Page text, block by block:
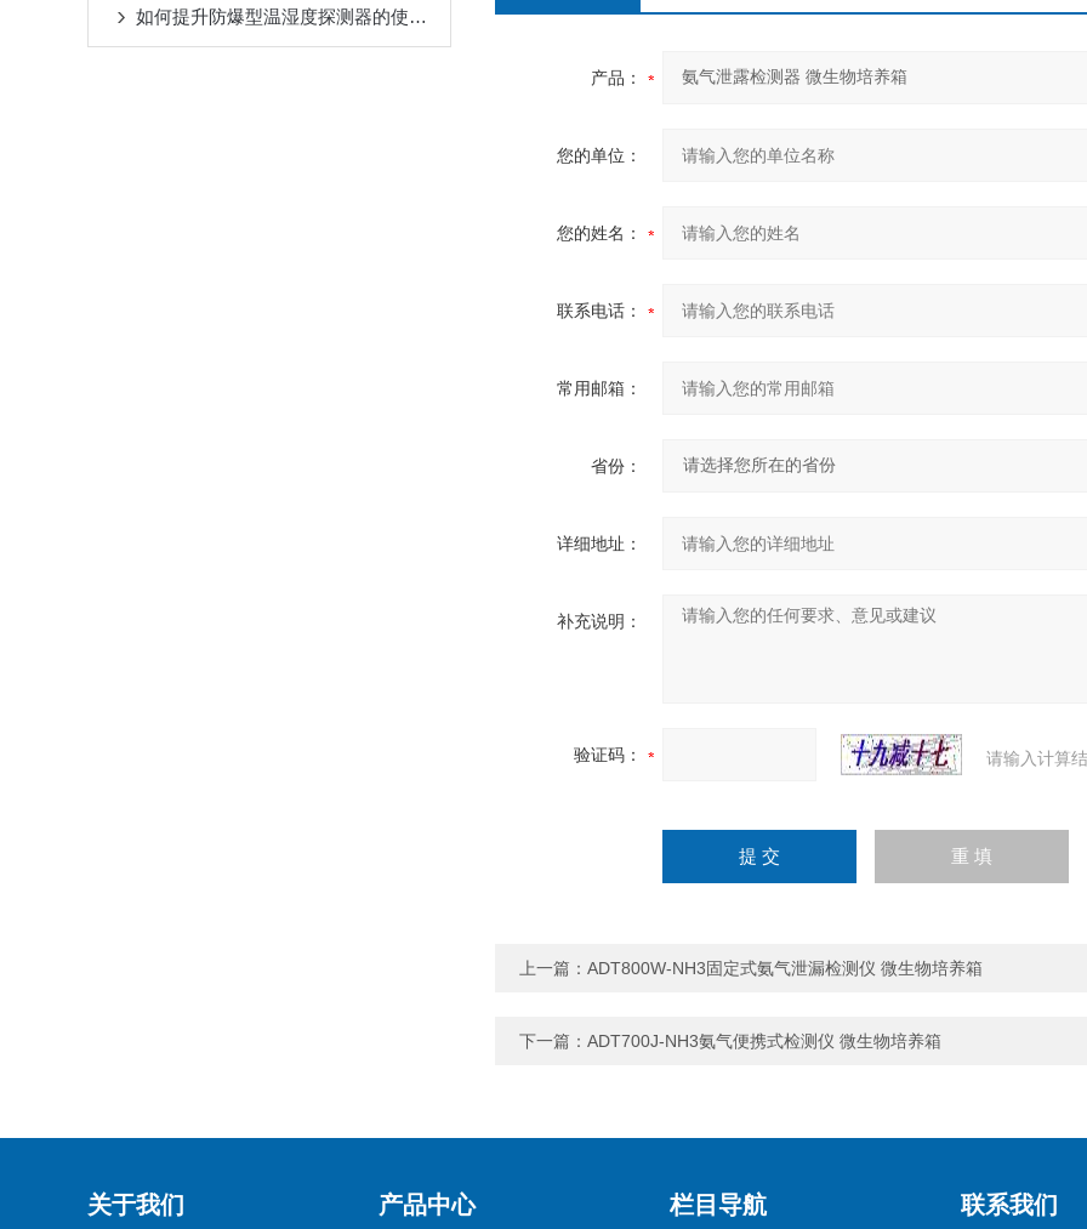
如何提升防爆型温湿度探测器的使用效率？
产品：
您的单位：
您的姓名：
联系电话：
常用邮箱：
省份：
详细地址：
补充说明：
验证码： 请输入计算
上一篇： ADT800W-NH3固定式氨气泄漏检测仪 微生物培养箱
下一篇： ADT700J-NH3氨气便携式检测仪 微生物培养箱
关于我们 产品中心 栏目导航 联系我们